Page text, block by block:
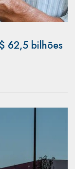
62,5 bilhões